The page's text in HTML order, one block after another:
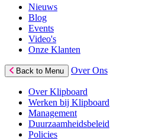
Nieuws
Blog
Events
Video's
Onze Klanten
Back to Menu Over Ons
Over Klipboard
Werken bij Klipboard
Management
Duurzaamheidsbeleid
Policies